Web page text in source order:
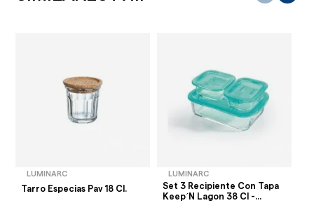
LUMINARC
Tarro Especias Pav 18 Cl.
LUMINARC
Set 3 Recipiente Con Tapa
Keep´n Lagon 38 Cl -...